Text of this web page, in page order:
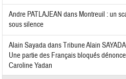
Andre PATLAJEAN dans Montreuil : un
sous silence
Alain SayadadansTribune Alain
Une partie des Français bloqués
Caroline Yadan